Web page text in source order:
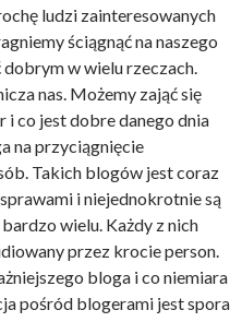
ludzi zainteresowanych
ściągnąć na naszego
w wielu rzeczach.
nas. Możemy zająć się
i co jest dobre danego dnia
na przyciągnięcie
Takich blogów jest coraz
i niejednokrotnie są
wielu. Każdy z nich
przez krocie person.
bloga i co niemiara
pośród blogerami jest spora